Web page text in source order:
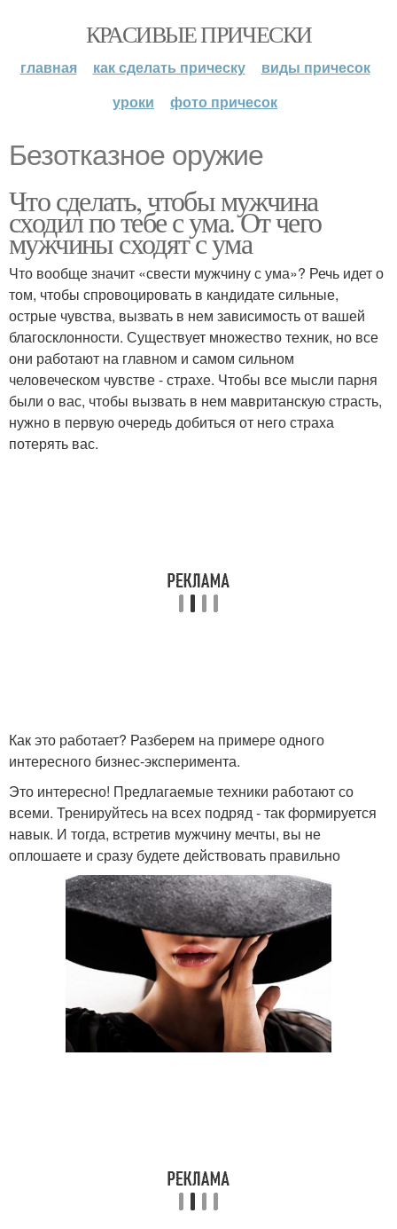
КРАСИВЫЕ ПРИЧЕСКИ
главная как сделать прическу
виды причесок
уроки
фото причесок
Безотказное оружие
Что сделать, чтобы мужчина
сходил по тебе с ума. От чего
мужчины сходят с ума
Что вообще значит «свести мужчину с ума»? Речь идет о
том, чтобы спровоцировать в кандидате сильные,
острые чувства, вызвать в нем зависимость от вашей
благосклонности. Существует множество техник, но все
они работают на главном и самом сильном
человеческом чувстве - страхе. Чтобы все мысли парня
были о вас, чтобы вызвать в нем мавританскую страсть,
нужно в первую очередь добиться от него страха
потерять вас.
Как это работает? Разберем на примере одного
интересного бизнес-эксперимента.
Это интересно! Предлагаемые техники работают со
всеми. Тренируйтесь на всех подряд - так формируется
навык. И тогда, встретив мужчину мечты, вы не
оплошаете и сразу будете действовать правильно